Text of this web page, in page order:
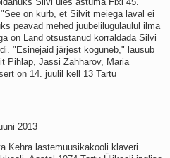
on kurb, et Silvit meiega laval ei
peavad mehed juubelilugulaulul ilma
on Land otsustanud korraldada Silvi
"Esinejaid järjest koguneb," lausub
Pihlap, Jassi Zahharov, Maria
on 14. juulil kell 13 Tartu
2013
Kehra lastemuusikakooli klaveri